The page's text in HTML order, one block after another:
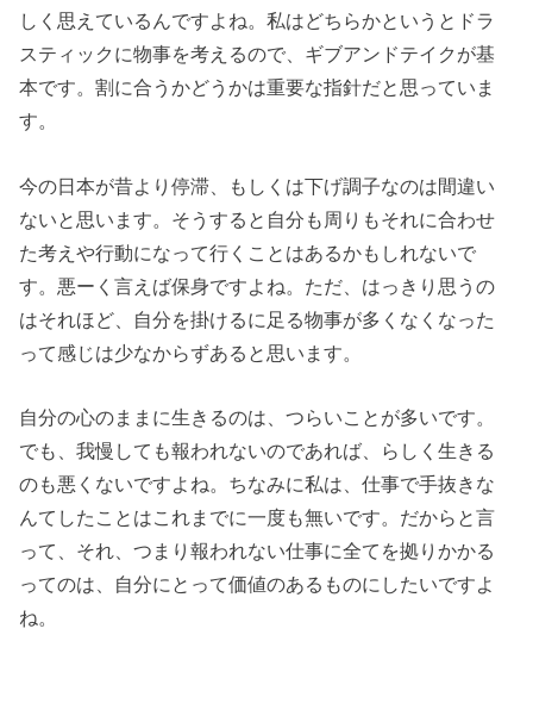
しく思えているんですよね。私はどちらかというとドラ
スティックに物事を考えるので、ギブアンドテイクが基
本です。割に合うかどうかは重要な指針だと思っていま
す。
今の日本が昔より停滞、もしくは下げ調子なのは間違い
ないと思います。そうすると自分も周りもそれに合わせ
た考えや行動になって行くことはあるかもしれないで
す。悪ーく言えば保身ですよね。ただ、はっきり思うの
はそれほど、自分を掛けるに足る物事が多くなくなった
って感じは少なからずあると思います。
自分の心のままに生きるのは、つらいことが多いです。
でも、我慢しても報われないのであれば、らしく生きる
のも悪くないですよね。ちなみに私は、仕事で手抜きな
んてしたことはこれまでに一度も無いです。だからと言
って、それ、つまり報われない仕事に全てを拠りかかる
ってのは、自分にとって価値のあるものにしたいですよ
ね。